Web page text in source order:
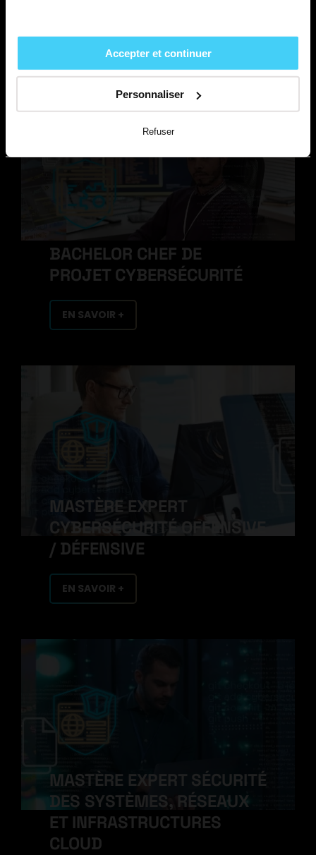
Accepter et continuer
Personnaliser
Refuser
EN SAVOIR +
BACHELOR CHEF DE
PROJET CYBERSÉCURITÉ
EN SAVOIR +
MASTÈRE EXPERT
CYBERSÉCURITÉ OFFENSIVE
/ DÉFENSIVE
EN SAVOIR +
MASTÈRE EXPERT SÉCURITÉ
DES SYSTÈMES, RÉSEAUX
ET INFRASTRUCTURES
CLOUD